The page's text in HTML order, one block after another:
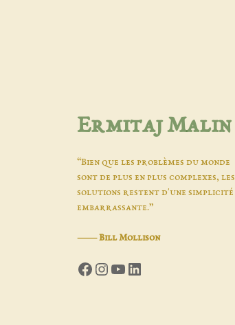
Ermitaj Malin
“Bien que les problèmes du monde
sont de plus en plus complexes, les
solutions restent d'une simplicité
embarrassante.”
―Bill Mollison
Facebook
Instagram
YouTube
LinkedIn